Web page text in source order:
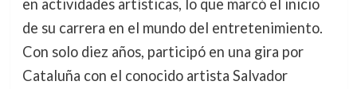
en actividades artísticas, lo que marcó el inicio
de su carrera en el mundo del entretenimiento.
Con solo diez años, participó en una gira por
Cataluña con el conocido artista Salvador